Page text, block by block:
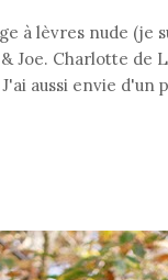
à lèvres nude (je
Joe. Charlotte de
aussi envie